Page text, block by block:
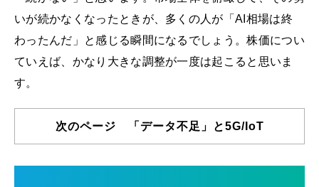
いが続かなくなったときが、多くの人が「AI相場は終
わったんだ」と感じる瞬間になるでしょう。株価につい
ていえば、かなり大きな調整が一度は起こると思いま
す。
次のページ 「データ不足」と5G/IoT